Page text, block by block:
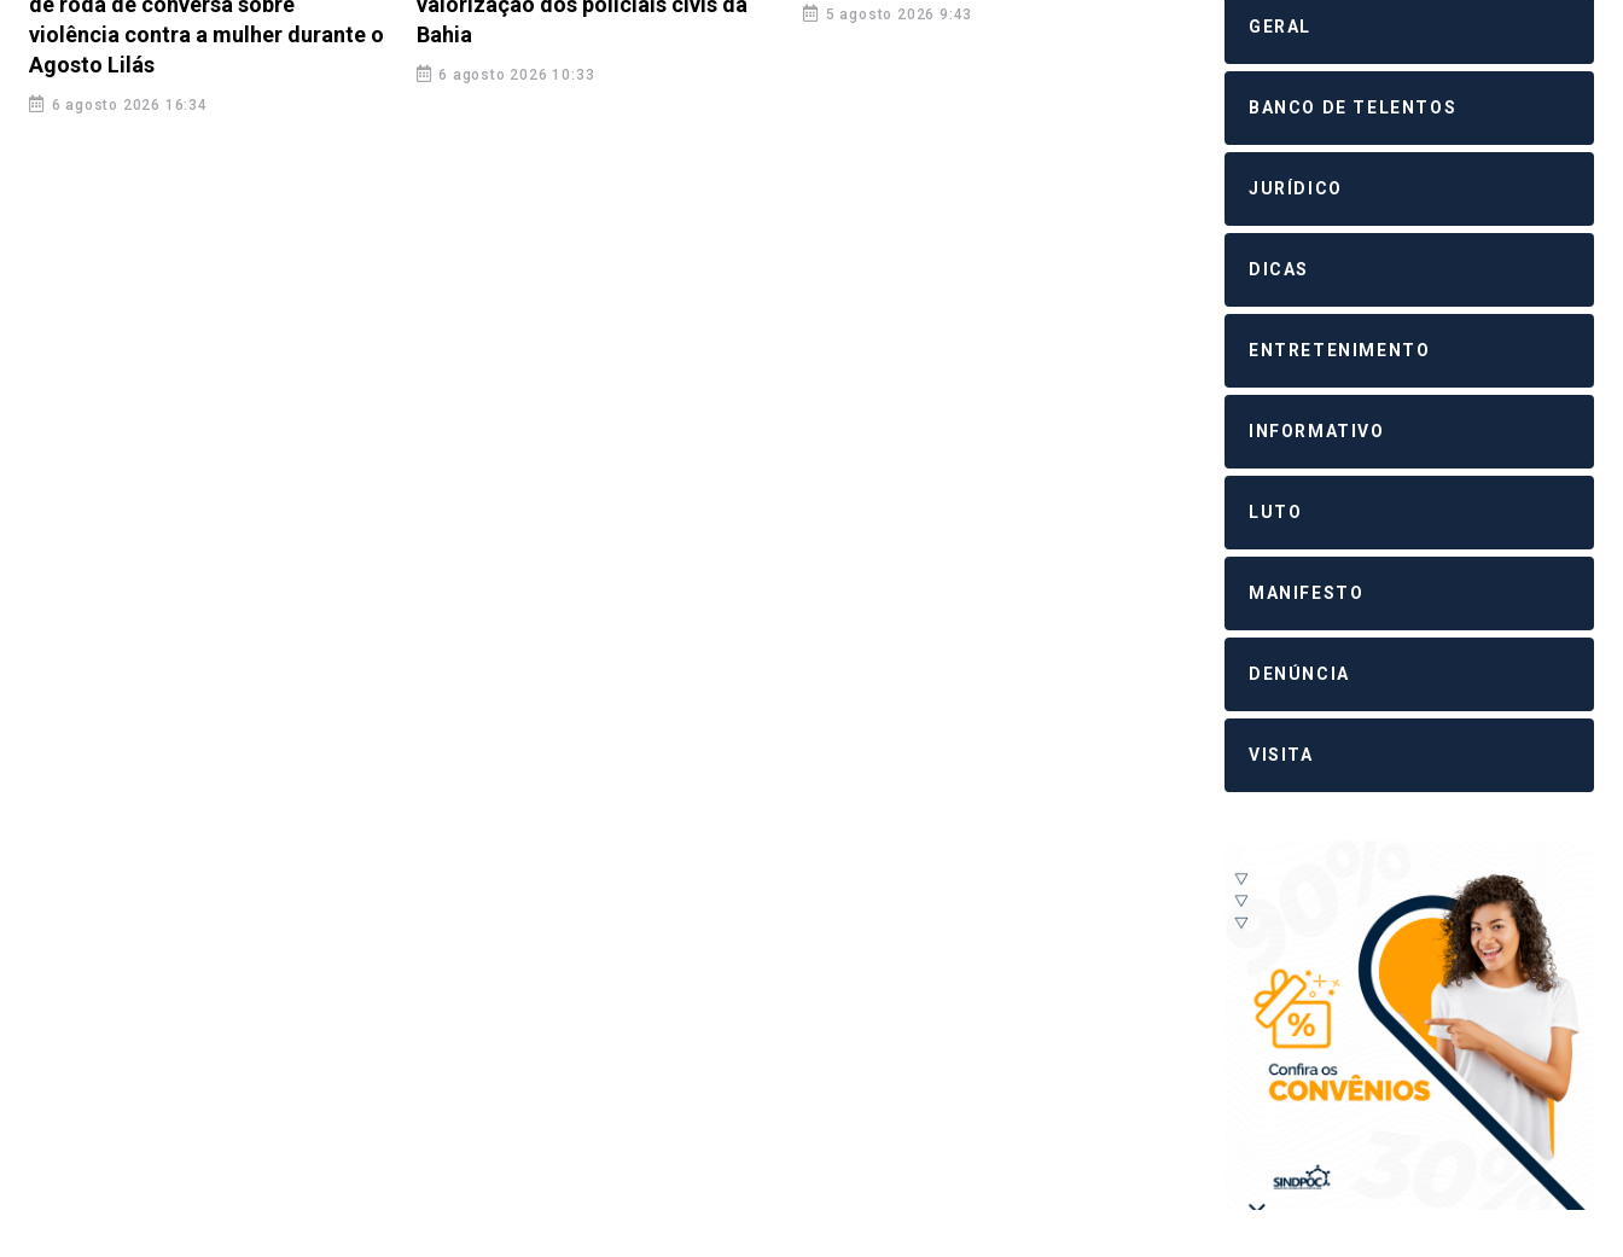
violência contra a mulher durante o
Agosto Lilás
6 agosto 2026 16:34
Bahia
6 agosto 2026 10:33
5 agosto 2026 9:43
dedicação à segurança pública
4 agosto 2026 12:58
GERAL
BANCO DE TELENTOS
JURÍDICO
DICAS
ENTRETENIMENTO
INFORMATIVO
LUTO
MANIFESTO
DENÚNCIA
VISITA